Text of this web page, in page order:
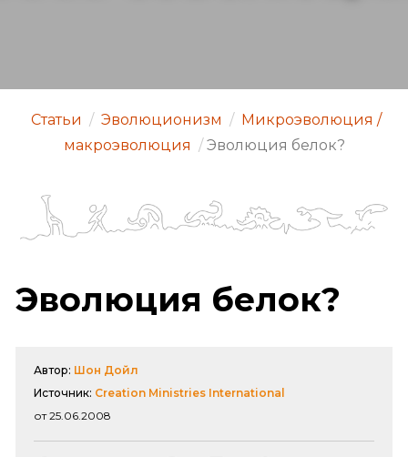
Статьи / Эволюционизм / Микроэволюция /
макроэволюция / Эволюция белок?
Эволюция белок?
Автор: Шон Дойл
Источник: Creation Ministries International
от 25.06.2008